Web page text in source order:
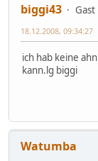
biggi43 Gast
18.12.2008, 09:34:27
ich hab keine
kann.lg biggi
Watumba